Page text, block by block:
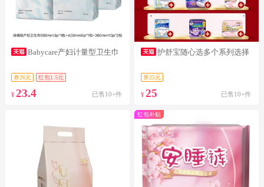
Babycare产妇计量型卫生巾
券26元 红包1.5元
¥ 23.4 已售10+件
护舒宝随心选多个系列选择
券25元
¥25 已售10+件
红包补贴